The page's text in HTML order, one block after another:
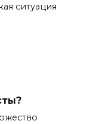
ситуация